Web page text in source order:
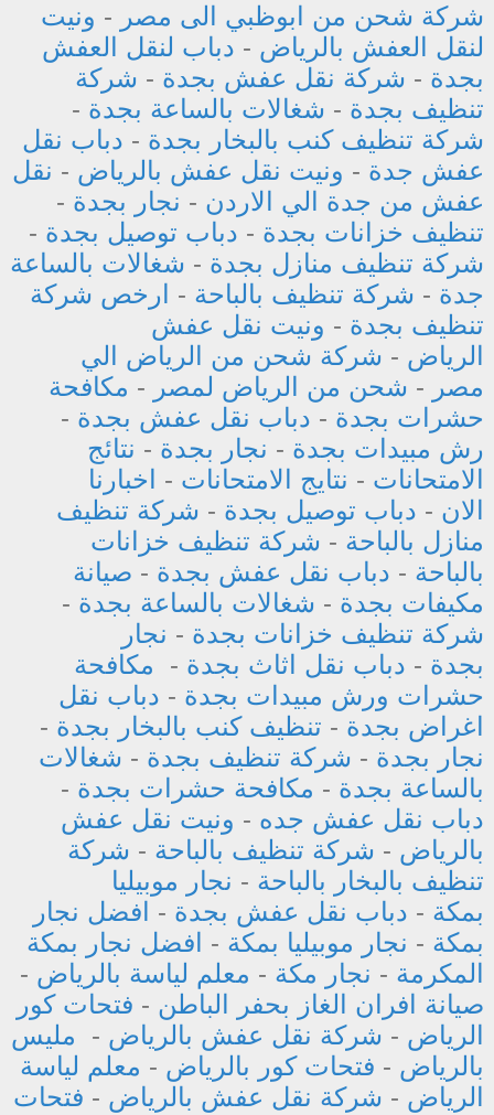
شركة شحن من ابوظبي الى مصر - ونيت
لنقل العفش بالرياض - دباب لنقل العفش
بجدة - شركة نقل عفش بجدة - شركة
تنظيف بجدة - شغالات بالساعة بجدة -
شركة تنظيف كنب بالبخار بجدة - دباب نقل
عفش جدة - ونيت نقل عفش بالرياض - نقل
عفش من جدة الي الاردن - نجار بجدة -
تنظيف خزانات بجدة - دباب توصيل بجدة -
شركة تنظيف منازل بجدة - شغالات بالساعة
جدة - شركة تنظيف بالباحة - ارخص شركة
تنظيف بجدة - ونيت نقل عفش
الرياض - شركة شحن من الرياض الي
مصر - شحن من الرياض لمصر - مكافحة
حشرات بجدة - دباب نقل عفش بجدة -
رش مبيدات بجدة - نجار بجدة - نتائج
الامتحانات - نتايج الامتحانات -
اخبارنا
الان - دباب توصيل بجدة - شركة تنظيف
منازل بالباحة - شركة تنظيف خزانات
بالباحة - دباب نقل عفش بجدة - صيانة
مكيفات بجدة - شغالات بالساعة بجدة -
شركة تنظيف خزانات بجدة - نجار
بجدة - دباب نقل اثاث بجدة - مكافحة
حشرات ورش مبيدات بجدة - دباب نقل
اغراض بجدة - تنظيف كنب بالبخار بجدة -
نجار بجدة - شركة تنظيف بجدة - شغالات
بالساعة بجدة - مكافحة حشرات بجدة -
دباب نقل عفش جده - ونيت نقل عفش
بالرياض - شركة تنظيف بالباحة - شركة
تنظيف بالبخار بالباحة - نجار موبيليا
بمكة - دباب نقل عفش بجدة - افضل نجار
بمكة - نجار موبيليا بمكة - افضل نجار بمكة
المكرمة - نجار مكة - معلم لياسة بالرياض -
صيانة افران الغاز بحفر الباطن - فتحات كور
الرياض - شركة نقل عفش بالرياض - مليس
بالرياض - فتحات كور بالرياض - معلم لياسة
الرياض - شركة نقل عفش بالرياض - فتحات